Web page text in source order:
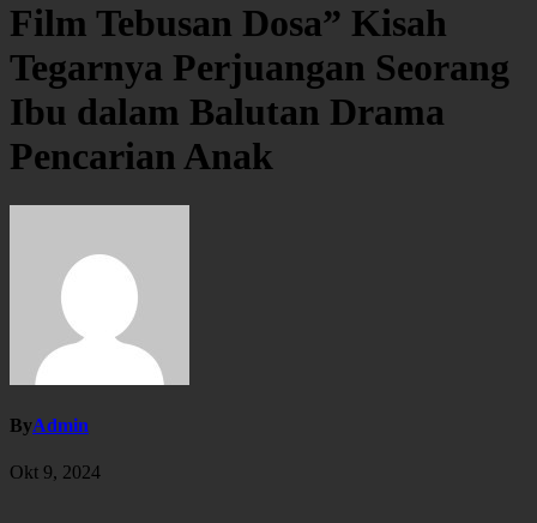
Film Tebusan Dosa” Kisah
Tegarnya Perjuangan Seorang
Ibu dalam Balutan Drama
Pencarian Anak
ByAdmin
Okt 9, 2024